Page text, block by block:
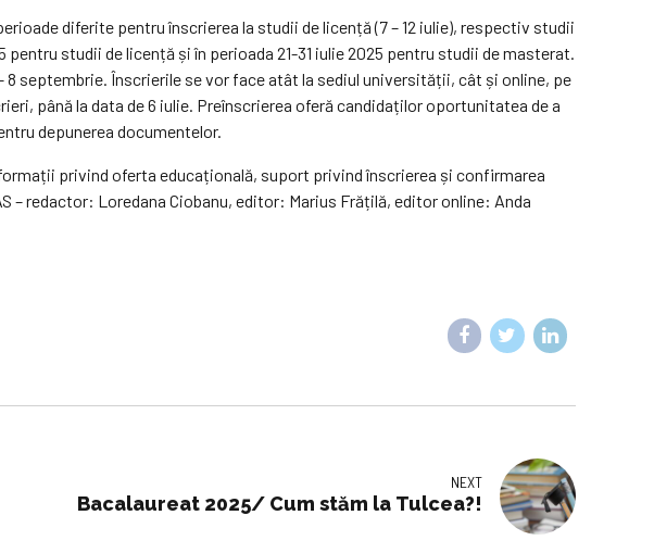
diferite pentru înscrierea la studii de licență (7 – 12 iulie), respectiv studii
studii de licență și în perioada 21-31 iulie 2025 pentru studii de masterat.
septembrie. Înscrierile se vor face atât la sediul universității, cât și online, pe
până la data de 6 iulie. Preînscrierea oferă candidaților oportunitatea de a
depunerea documentelor.
privind oferta educațională, suport privind înscrierea și confirmarea
– redactor: Loredana Ciobanu, editor: Marius Frățilă, editor online: Anda
NEXT
Bacalaureat 2025/ Cum stăm la Tulcea?!